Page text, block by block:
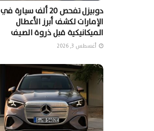
دوبيزل تفحص 20 ألف سيارة في
الإمارات لكشف أبرز الأعطال
الميكانيكية قبل ذروة الصيف
أغسطس 3, 2026